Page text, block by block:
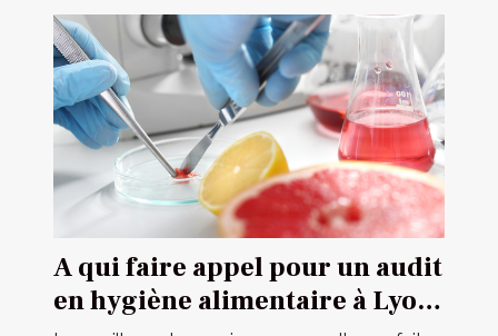
A qui faire appel pour un audit
en hygiène alimentaire à Lyon